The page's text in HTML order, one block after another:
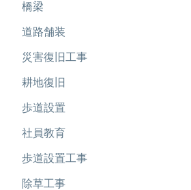
橋梁
道路舗装
災害復旧工事
耕地復旧
歩道設置
社員教育
歩道設置工事
除草工事